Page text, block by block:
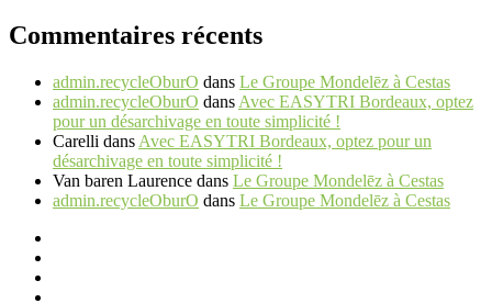
Commentaires récents
admin.recycleOburO dans Le Groupe Mondelēz à Cestas
admin.recycleOburO dans Avec EASYTRI Bordeaux, optez
pour un désarchivage en toute simplicité !
Carelli dans Avec EASYTRI Bordeaux, optez pour un
désarchivage en toute simplicité !
Van baren Laurence dans Le Groupe Mondelēz à Cestas
admin.recycleOburO dans Le Groupe Mondelēz à Cestas